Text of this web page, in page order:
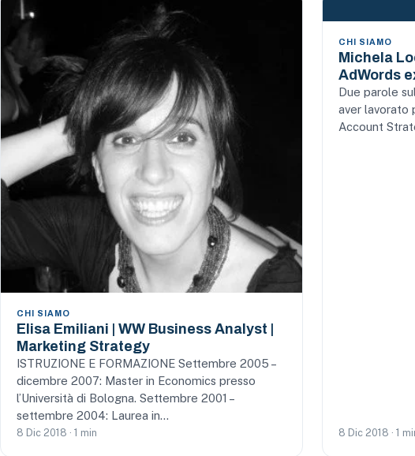
CHI SIAMO
Elisa Emiliani | WW Business Analyst |
Marketing Strategy
ISTRUZIONE E FORMAZIONE Settembre 2005 –
dicembre 2007: Master in Economics presso
l’Università di Bologna. Settembre 2001 –
settembre 2004: Laurea in…
8 Dic 2018 · 1 min
CHI SIAMO
Michela
AdWords
Due parole
aver lavorato
Account
8 Dic 2018 · 1